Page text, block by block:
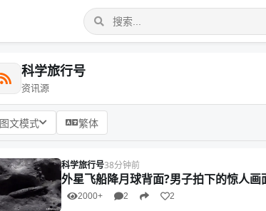
科学旅行号
资讯源
图文模式 繁体
科学旅行号38分钟前
外星飞船降月球背面?男子拍下的惊人
2000+ 2 2